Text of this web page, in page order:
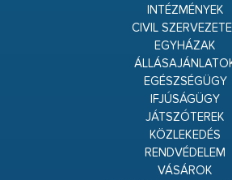
INTÉZMÉNYEK
CIVIL
EGYHÁZAK
EGÉSZSÉGÜGY
IFJÚSÁGÜGY
JÁTSZÓTEREK
KÖZLEKEDÉS
RENDVÉDELEM
VÁSÁROK